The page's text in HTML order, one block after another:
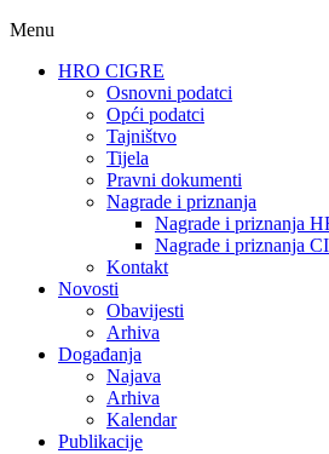
Menu
HRO CIGRE
Osnovni podatci​
Opći podatci
Tajništvo
Tijela
Pravni dokumenti
Nagrade i priznanja
Nagrade i priznanja
Nagrade i priznanja
Kontakt
Novosti
Obavijesti
Arhiva
Događanja
Najava
Arhiva
Kalendar
Publikacije